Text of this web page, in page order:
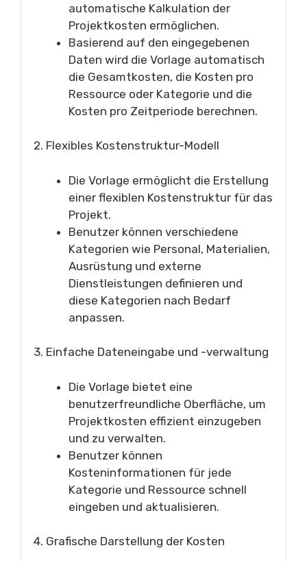
automatische Kalkulation der
Projektkosten ermöglichen.
Basierend auf den eingegebenen
Daten wird die Vorlage automatisch
die Gesamtkosten, die Kosten pro
Ressource oder Kategorie und die
Kosten pro Zeitperiode berechnen.
2. Flexibles Kostenstruktur-Modell
Die Vorlage ermöglicht die Erstellung
einer flexiblen Kostenstruktur für das
Projekt.
Benutzer können verschiedene
Kategorien wie Personal, Materialien,
Ausrüstung und externe
Dienstleistungen definieren und
diese Kategorien nach Bedarf
anpassen.
3. Einfache Dateneingabe und -verwaltung
Die Vorlage bietet eine
benutzerfreundliche Oberfläche, um
Projektkosten effizient einzugeben
und zu verwalten.
Benutzer können
Kosteninformationen für jede
Kategorie und Ressource schnell
eingeben und aktualisieren.
4. Grafische Darstellung der Kosten